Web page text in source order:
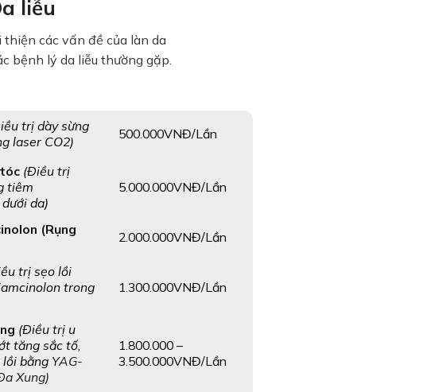
liễu
các vấn đề của làn da
bệnh lý da liễu thường gặp.
trị dày sừng
laser CO2)
500.000VNĐ/Lần
(Điều trị
tiêm
da)
5.000.000VNĐ/Lần
(Rụng
2.000.000VNĐ/Lần
trị sẹo lồi
trong
1.300.000VNĐ/Lần
(Điều trị u
tăng sắc tố,
lồi bằng YAG-
Xung)
1.800.000 –
3.500.000VNĐ/Lần